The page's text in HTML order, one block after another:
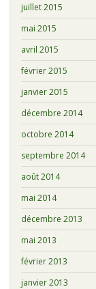
juillet 2015
mai 2015
avril 2015
février 2015
janvier 2015
décembre 2014
octobre 2014
septembre 2014
août 2014
mai 2014
décembre 2013
mai 2013
février 2013
janvier 2013